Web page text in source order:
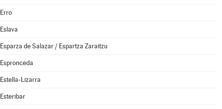
Erro
Eslava
Esparza de Salazar / Espartza Zaraitzu
Espronceda
Estella-Lizarra
Esteribar